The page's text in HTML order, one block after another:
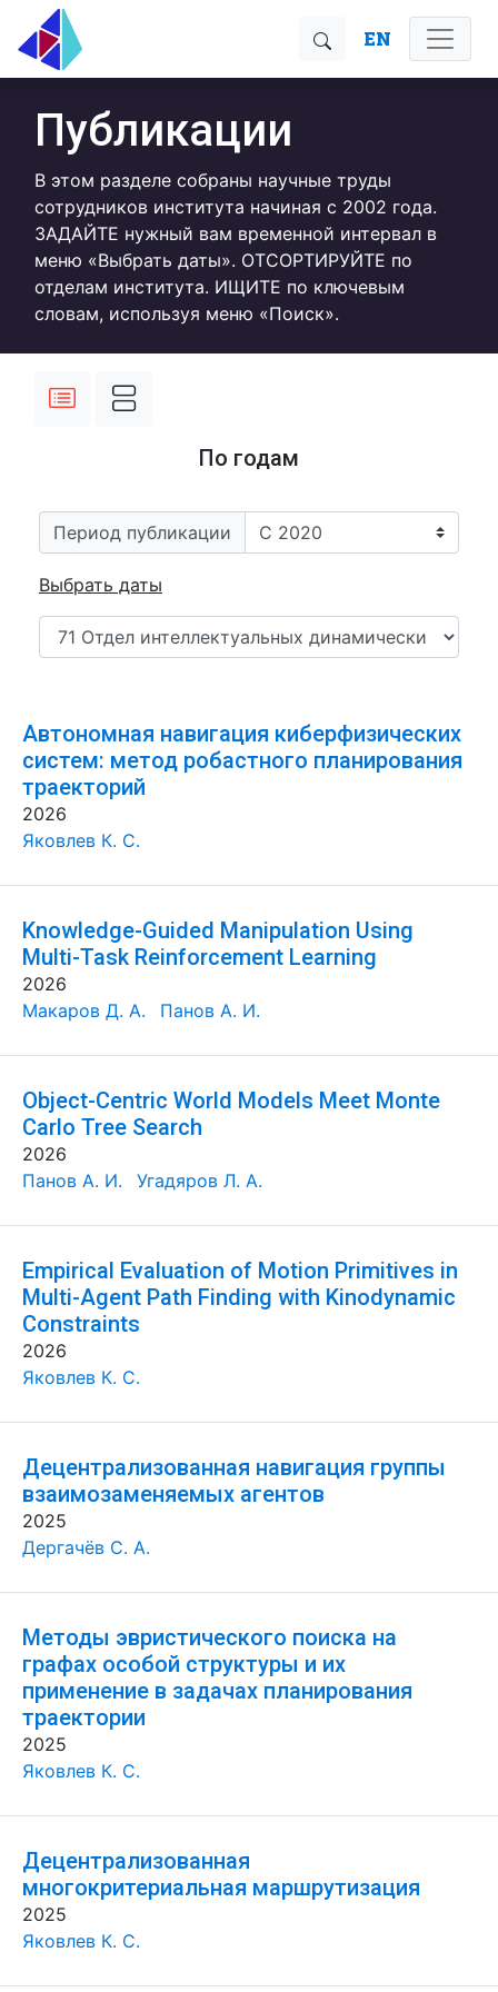
EN
Публикации
В этом разделе собраны научные труды
сотрудников института начиная с 2002 года.
ЗАДАЙТЕ нужный вам временной интервал в
меню «Выбрать даты». ОТСОРТИРУЙТЕ по
отделам института. ИЩИТЕ по ключевым
словам, используя меню «Поиск».
По годам
Период публикации
Выбрать даты
Автономная навигация киберфизических
систем: метод робастного планирования
траекторий
2026
Яковлев К. С.
Knowledge-Guided Manipulation Using
Multi-Task Reinforcement Learning
2026
Макаров Д. А.
Панов А. И.
Object-Centric World Models Meet Monte
Carlo Tree Search
2026
Панов А. И.
Угадяров Л. А.
Empirical Evaluation of Motion Primitives in
Multi-Agent Path Finding with Kinodynamic
Constraints
2026
Яковлев К. С.
Децентрализованная навигация группы
взаимозаменяемых агентов
2025
Дергачёв С. А.
Методы эвристического поиска на
графах особой структуры и их
применение в задачах планирования
траектории
2025
Яковлев К. С.
Децентрализованная
многокритериальная маршрутизация
2025
Яковлев К. С.